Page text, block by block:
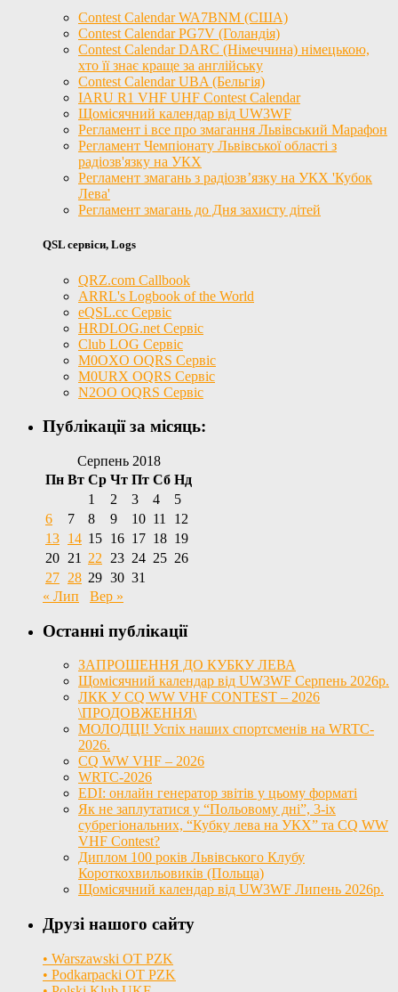
Contest Calendar WA7BNM (США)
Contest Calendar PG7V (Голандія)
Contest Calendar DARC (Німеччина) німецькою,
хто її знає краще за англійську
Contest Calendar UBA (Бельгія)
IARU R1 VHF UHF Contest Calendar
Щомісячний календар від UW3WF
Регламент і все про змагання Львівський Марафон
Регламент Чемпіонату Львівської області з
радіозв'язку на УКХ
Регламент змагань з радіозв’язку на УКХ 'Кубок
Лева'
Регламент змагань до Дня захисту дітей
QSL сервіси, Logs
QRZ.com Callbook
ARRL's Logbook of the World
eQSL.cc Сервіс
HRDLOG.net Сервіс
Club LOG Сервіс
M0OXO OQRS Сервіс
M0URX OQRS Сервіс
N2OO OQRS Сервіс
Публікації за місяць:
Серпень 2018
Пн Вт Ср Чт Пт Сб Нд
1
2 3 4
5
6
7 8 9 10 11
12
13 14 15 16 17 18 19
20 21 22 23 24 25 26
27 28 29 30 31
« Лип
Вер »
Останні публікації
ЗАПРОШЕННЯ ДО КУБКУ ЛЕВА
Щомісячний календар від UW3WF Серпень 2026р.
ЛКК У CQ WW VHF CONTEST – 2026
\ПРОДОВЖЕННЯ\
МОЛОДЦІ! Успіх наших спортсменів на WRTC-
2026.
CQ WW VHF – 2026
WRTC-2026
EDI: онлайн генератор звітів у цьому форматі
Як не заплутатися у “Польовому дні”, 3-іх
субрегіональних, “Кубку лева на УКХ” та CQ WW
VHF Contest?
Диплом 100 років Львівського Клубу
Короткохвильовиків (Польща)
Щомісячний календар від UW3WF Липень 2026р.
Друзі нашого сайту
• Warszawski OT PZK
• Podkarpacki OT PZK